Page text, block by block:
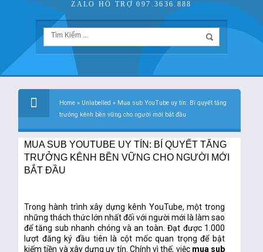
ZALO HỖ TRỢ 097.3636.888
Home » Unlabelled » Mua sub YouTube uy tín: Bí quyết tăng
trưởng kênh bền vững cho người mới bắt đầu
MUA SUB YOUTUBE UY TÍN: BÍ QUYẾT TĂNG
TRƯỞNG KÊNH BỀN VỮNG CHO NGƯỜI MỚI
BẮT ĐẦU
Trong hành trình xây dựng kênh YouTube, một trong
những thách thức lớn nhất đối với người mới là làm sao
để tăng sub nhanh chóng và an toàn . Đạt được 1.000
lượt đăng ký đầu tiên là cột mốc quan trọng để bật
kiếm tiền và xây dựng uy tín. Chính vì thế, việc mua sub